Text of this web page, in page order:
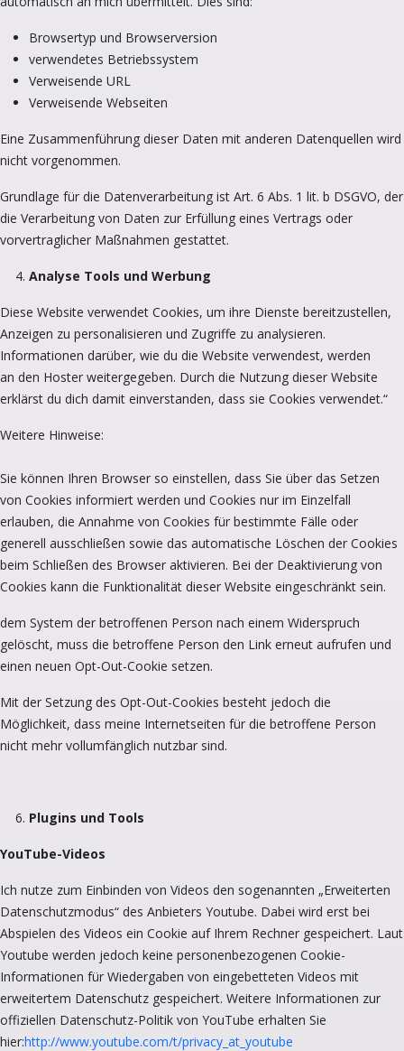
Browsertyp und Browserversion
verwendetes Betriebssystem
Verweisende URL
Verweisende Webseiten
Eine Zusammenführung dieser Daten mit anderen Datenquellen wird
nicht vorgenommen.
Grundlage für die Datenverarbeitung ist Art. 6 Abs. 1 lit. b DSGVO, der
die Verarbeitung von Daten zur Erfüllung eines Vertrags oder
vorvertraglicher Maßnahmen gestattet.
Analyse Tools und Werbung
Diese Website verwendet Cookies, um ihre Dienste bereitzustellen,
Anzeigen zu personalisieren und Zugriffe zu analysieren.
Informationen darüber, wie du die Website verwendest, werden
an den Hoster weitergegeben. Durch die Nutzung dieser Website
erklärst du dich damit einverstanden, dass sie Cookies verwendet.“
Weitere Hinweise:
Sie können Ihren Browser so einstellen, dass Sie über das Setzen
von Cookies informiert werden und Cookies nur im Einzelfall
erlauben, die Annahme von Cookies für bestimmte Fälle oder
generell ausschließen sowie das automatische Löschen der Cookies
beim Schließen des Browser aktivieren. Bei der Deaktivierung von
Cookies kann die Funktionalität dieser Website eingeschränkt sein.
dem System der betroffenen Person nach einem Widerspruch
gelöscht, muss die betroffene Person den Link erneut aufrufen und
einen neuen Opt-Out-Cookie setzen.
Mit der Setzung des Opt-Out-Cookies besteht jedoch die
Möglichkeit, dass meine Internetseiten für die betroffene Person
nicht mehr vollumfänglich nutzbar sind.
Plugins und Tools
YouTube-Videos
Ich nutze zum Einbinden von Videos den sogenannten „Erweiterten
Datenschutzmodus“ des Anbieters Youtube. Dabei wird erst bei
Abspielen des Videos ein Cookie auf Ihrem Rechner gespeichert. Laut
Youtube werden jedoch keine personenbezogenen Cookie-
Informationen für Wiedergaben von eingebetteten Videos mit
erweitertem Datenschutz gespeichert. Weitere Informationen zur
offiziellen Datenschutz-Politik von YouTube erhalten Sie
hier:http://www.youtube.com/t/privacy_at_youtube